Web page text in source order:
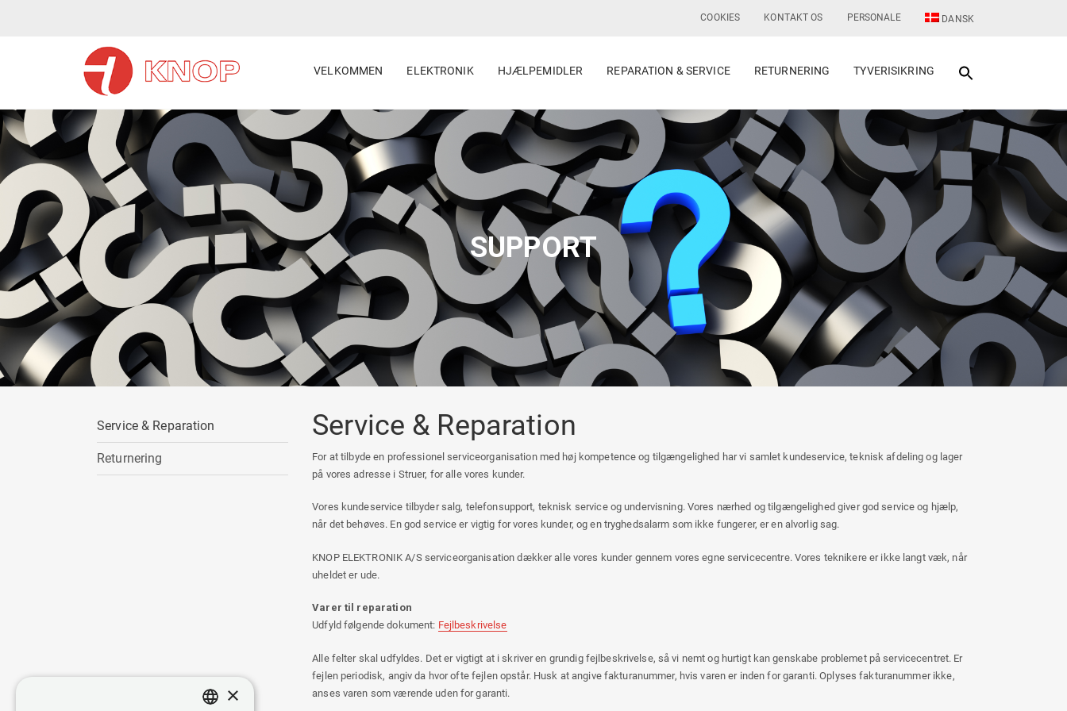
COOKIES KONTAKT OS PERSONALE DANSK
VELKOMMEN ELEKTRONIK HJÆLPEMIDLER REPARATION & SERVICE RETURNERING TYVERISIKRING
SUPPORT
Service & Reparation
Returnering
Service & Reparation
For at tilbyde en professionel serviceorganisation med høj kompetence og tilgængelighed har vi samlet kundeservice, teknisk afdeling og lager
på vores adresse i Struer, for alle vores kunder.
Vores kundeservice tilbyder salg, telefonsupport, teknisk service og undervisning. Vores nærhed og tilgængelighed giver god service og hjælp,
når det behøves. En god service er vigtig for vores kunder, og en tryghedsalarm som ikke fungerer, er en alvorlig sag.
KNOP ELEKTRONIK A/S serviceorganisation dækker alle vores kunder gennem vores egne servicecentre. Vores teknikere er ikke langt væk, når
uheldet er ude.
Varer til reparation
Udfyld følgende dokument: Fejlbeskrivelse
Alle felter skal udfyldes. Det er vigtigt at i skriver en grundig fejlbeskrivelse, så vi nemt og hurtigt kan genskabe problemet på servicecentret. Er
fejlen periodisk, angiv da hvor ofte fejlen opstår. Husk at angive fakturanummer, hvis varen er inden for garanti. Oplyses fakturanummer ikke,
anses varen som værende uden for garanti.
×